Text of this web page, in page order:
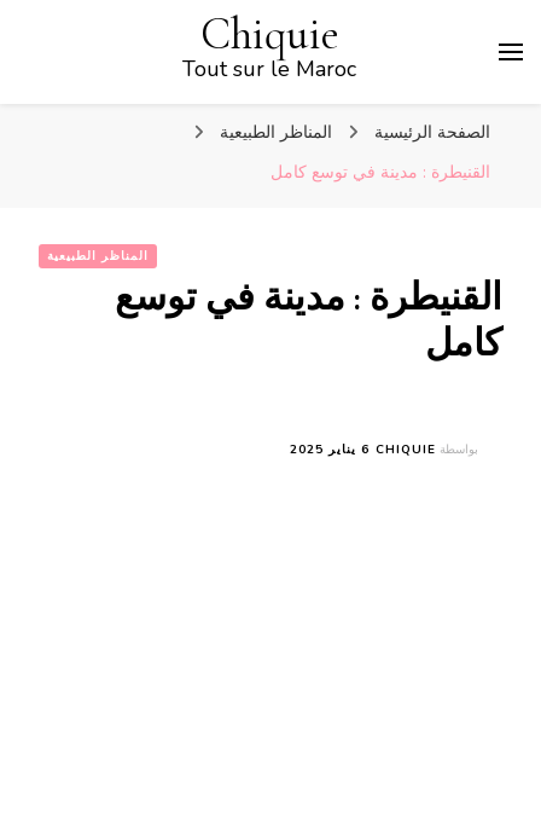
Chiquie
Tout sur le Maroc
الصفحة الرئيسية
المناظر الطبيعية
القنيطرة : مدينة في توسع كامل
المناظر الطبيعية
القنيطرة : مدينة في توسع
كامل
بواسطة CHIQUIE 6 يناير 2025